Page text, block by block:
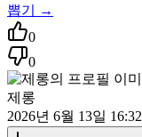
뽑기 →
0
0
제롱
2026년 6월 13일 16:32